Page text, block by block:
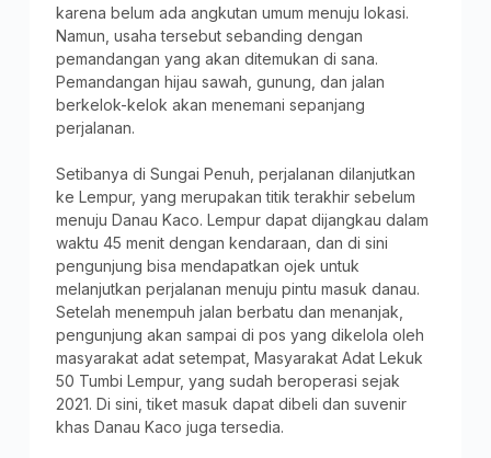
karena belum ada angkutan umum menuju lokasi.
Namun, usaha tersebut sebanding dengan
pemandangan yang akan ditemukan di sana.
Pemandangan hijau sawah, gunung, dan jalan
berkelok-kelok akan menemani sepanjang
perjalanan.
Setibanya di Sungai Penuh, perjalanan dilanjutkan
ke Lempur, yang merupakan titik terakhir sebelum
menuju Danau Kaco. Lempur dapat dijangkau dalam
waktu 45 menit dengan kendaraan, dan di sini
pengunjung bisa mendapatkan ojek untuk
melanjutkan perjalanan menuju pintu masuk danau.
Setelah menempuh jalan berbatu dan menanjak,
pengunjung akan sampai di pos yang dikelola oleh
masyarakat adat setempat, Masyarakat Adat Lekuk
50 Tumbi Lempur, yang sudah beroperasi sejak
2021. Di sini, tiket masuk dapat dibeli dan suvenir
khas Danau Kaco juga tersedia.